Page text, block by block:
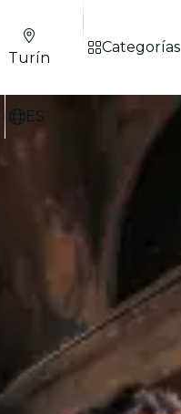
Turín
ES
Categorías